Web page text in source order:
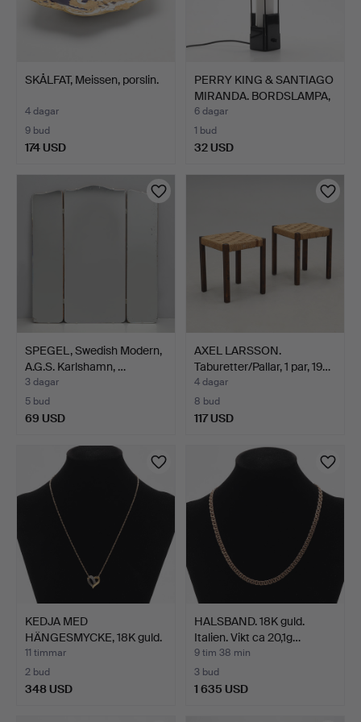
SKÅLFAT, Meissen, porslin.
4 dagar
9 bud
174 USD
PERRY KING & SANTIAGO
MIRANDA. BORDSLAMPA,
…
6 dagar
1 bud
32 USD
SPEGEL, Swedish Modern,
A.G.S. Karlshamn, …
3 dagar
5 bud
69 USD
AXEL LARSSON.
Taburetter/Pallar, 1 par, 19…
4 dagar
8 bud
117 USD
KEDJA MED
HÄNGESMYCKE, 18K guld.
Vikt ca 4…
11 timmar
2 bud
348 USD
HALSBAND. 18K guld.
Italien. Vikt ca 20,1g…
9 tim 38 min
3 bud
1 635 USD